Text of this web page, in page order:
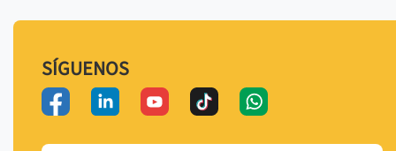
SÍGUENOS